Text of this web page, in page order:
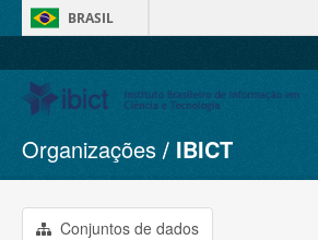
BRASIL
Conjuntos de dados
Organizações
Grupos
Organizações IBICT
Conjuntos de dados